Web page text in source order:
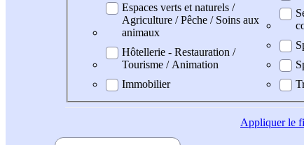
Espaces verts et naturels /
Agriculture / Pêche / Soins aux
animaux
Hôtellerie - Restauration /
Tourisme / Animation
Immobilier
Appliquerle